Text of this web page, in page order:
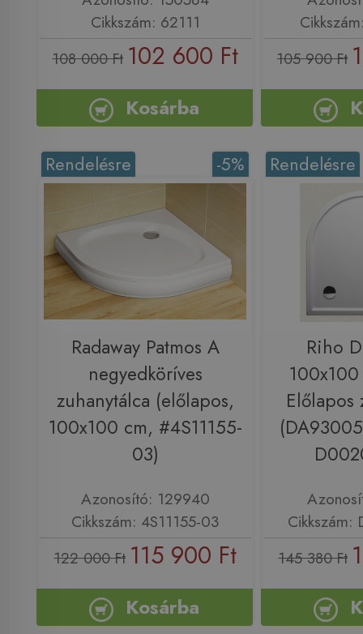
Cikkszám: 62111
108 000 Ft 102 600 Ft
Kosárba
105 900 Ft
-5%
Rendelésre
Radaway Patmos A
negyedköríves
zuhanytálca (előlapos,
100x100 cm, #4S11155-
03)
Azonosító: 129940
Cikkszám: 4S11155-03
122 000 Ft 115 900 Ft
Kosárba
Rendelésre
Riho
Előlapos
145 380 Ft